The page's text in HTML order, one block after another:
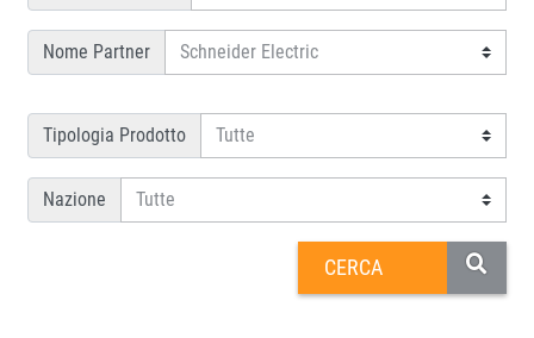
Nome Partner
Tipologia Prodotto
Nazione